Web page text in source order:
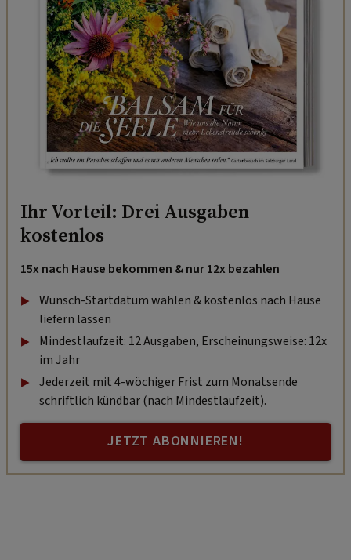
Ihr Vorteil: Drei Ausgaben
kostenlos
15x nach Hause bekommen & nur 12x bezahlen
Wunsch-Startdatum wählen & kostenlos nach Hause
liefern lassen
Mindestlaufzeit: 12 Ausgaben, Erscheinungsweise: 12x
im Jahr
Jederzeit mit 4-wöchiger Frist zum Monatsende
schriftlich kündbar (nach Mindestlaufzeit).
JETZT ABONNIEREN!